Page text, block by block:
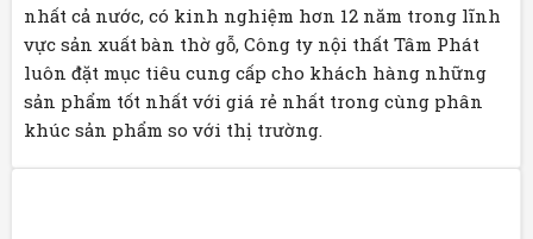
nhất cả nước, có kinh nghiệm hơn 12 năm trong lĩnh
vực sản xuất bàn thờ gỗ, Công ty nội thất Tâm Phát
luôn đặt mục tiêu cung cấp cho khách hàng những
sản phẩm tốt nhất với giá rẻ nhất trong cùng phân
khúc sản phẩm so với thị trường.